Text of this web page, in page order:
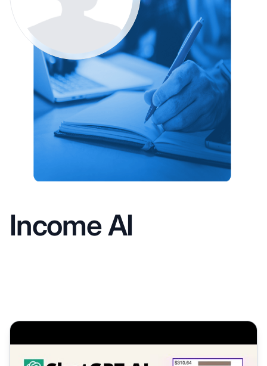
Income AI
Gana dinero con ChatGPT y el marketing de afiliados